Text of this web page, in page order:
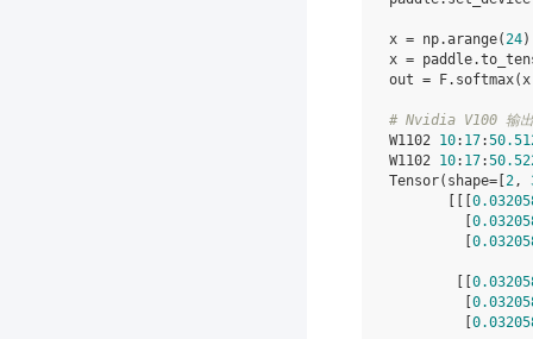
x = np.arange( 24)
x = paddle.
out = F. softmax( x
# Nvidia V100 输出
W1102
10: 17:
W1102
10: 17:
Tensor( shape= [2 ,
[[[
[
[
[[
[
[